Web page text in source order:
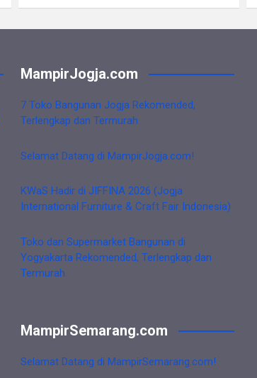
MampirJogja.com
7 Toko Bangunan Jogja Rekomended,
Terlengkap dan Termurah
Selamat Datang di MampirJogja.com!
KWaS Hadir di JIFFINA 2026 (Jogja
International Furniture & Craft Fair Indonesia)
Toko dan Supermarket Bangunan di
Yogyakarta Rekomended, Terlengkap dan
Termurah
MampirSemarang.com
Selamat Datang di MampirSemarang.com!